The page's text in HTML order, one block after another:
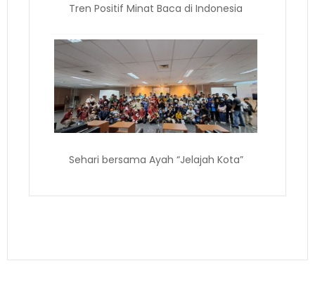
Tren Positif Minat Baca di Indonesia
Sehari bersama Ayah “Jelajah Kota”